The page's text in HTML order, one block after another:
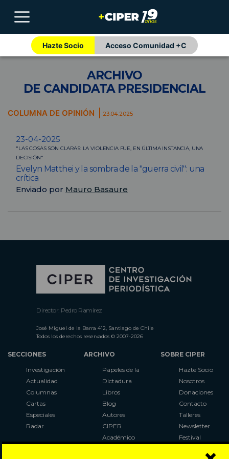
Hazte Socio Acceso Comunidad +C
ARCHIVO
DE CANDIDATA PRESIDENCIAL
COLUMNA DE OPINIÓN 23.04.2025
23-04-2025
"LAS COSAS SON CLARAS: LA VIOLENCIA FUE, EN ÚLTIMA INSTANCIA, UNA
DECISIÓN"
Evelyn Matthei y la sombra de la "guerra civil": una
crítica
Enviado por Mauro Basaure
Director: Pedro Ramírez
José Miguel de la Barra 412, Santiago de Chile
Todos los derechos reservados © 2007-2026
SECCIONES
Investigación
Actualidad
Columnas
Cartas
Especiales
Radar
ARCHIVO
Papeles de la
Dictadura
Libros
Blog
Autores
CIPER
Académico
SOBRE CIPER
Hazte Socio
Nosotros
Donaciones
Contacto
Talleres
Newsletter
Festival